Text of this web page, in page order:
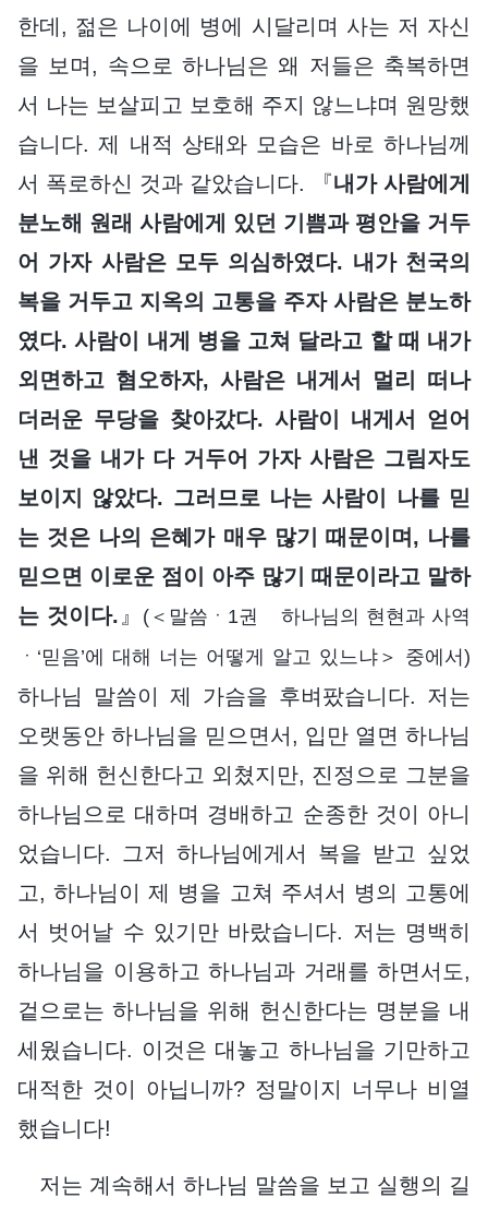
한데, 젊은 나이에 병에 시달리며 사는 저 자신
을 보며, 속으로 하나님은 왜 저들은 축복하면
서 나는 보살피고 보호해 주지 않느냐며 원망했
습니다. 제 내적 상태와 모습은 바로 하나님께
서 폭로하신 것과 같았습니다. 『내가 사람에게
분노해 원래 사람에게 있던 기쁨과 평안을 거두
어 가자 사람은 모두 의심하였다. 내가 천국의
복을 거두고 지옥의 고통을 주자 사람은 분노하
였다. 사람이 내게 병을 고쳐 달라고 할 때 내가
외면하고 혐오하자, 사람은 내게서 멀리 떠나
더러운 무당을 찾아갔다. 사람이 내게서 얻어
낸 것을 내가 다 거두어 가자 사람은 그림자도
보이지 않았다. 그러므로 나는 사람이 나를 믿
는 것은 나의 은혜가 매우 많기 때문이며, 나를
믿으면 이로운 점이 아주 많기 때문이라고 말하
는 것이다. 』 (＜말씀ㆍ1권 하나님의 현현과 사역
ㆍ‘믿음’에 대해 너는 어떻게 알고 있느냐＞ 중에서)
하나님 말씀이 제 가슴을 후벼팠습니다. 저는
오랫동안 하나님을 믿으면서, 입만 열면 하나님
을 위해 헌신한다고 외쳤지만, 진정으로 그분을
하나님으로 대하며 경배하고 순종한 것이 아니
었습니다. 그저 하나님에게서 복을 받고 싶었
고, 하나님이 제 병을 고쳐 주셔서 병의 고통에
서 벗어날 수 있기만 바랐습니다. 저는 명백히
하나님을 이용하고 하나님과 거래를 하면서도,
겉으로는 하나님을 위해 헌신한다는 명분을 내
세웠습니다. 이것은 대놓고 하나님을 기만하고
대적한 것이 아닙니까? 정말이지 너무나 비열
했습니다!
저는 계속해서 하나님 말씀을 보고 실행의 길